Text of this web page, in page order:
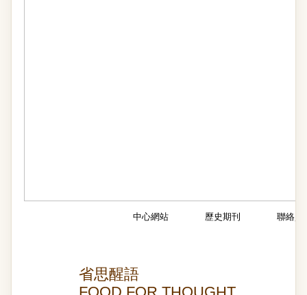
中心網站 歷史期刊 聯絡資
省思醒語